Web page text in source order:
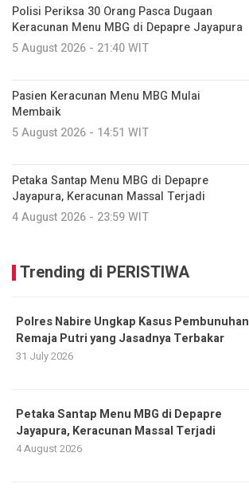
Polisi Periksa 30 Orang Pasca Dugaan
Keracunan Menu MBG di Depapre Jayapura
5 August 2026 - 21:40 WIT
Pasien Keracunan Menu MBG Mulai
Membaik
5 August 2026 - 14:51 WIT
Petaka Santap Menu MBG di Depapre
Jayapura, Keracunan Massal Terjadi
4 August 2026 - 23:59 WIT
Trending di PERISTIWA
Polres Nabire Ungkap Kasus Pembunuhan
Remaja Putri yang Jasadnya Terbakar
31 July 2026
Petaka Santap Menu MBG di Depapre
Jayapura, Keracunan Massal Terjadi
4 August 2026